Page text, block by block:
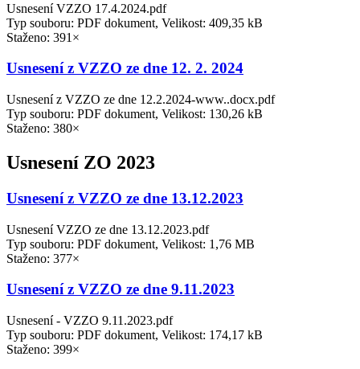
Usnesení VZZO 17.4.2024.pdf
Typ souboru: PDF dokument, Velikost: 409,35 kB
Staženo: 391×
Usnesení z VZZO ze dne 12. 2. 2024
Usnesení z VZZO ze dne 12.2.2024-www..docx.pdf
Typ souboru: PDF dokument, Velikost: 130,26 kB
Staženo: 380×
Usnesení ZO 2023
Usnesení z VZZO ze dne 13.12.2023
Usnesení VZZO ze dne 13.12.2023.pdf
Typ souboru: PDF dokument, Velikost: 1,76 MB
Staženo: 377×
Usnesení z VZZO ze dne 9.11.2023
Usnesení - VZZO 9.11.2023.pdf
Typ souboru: PDF dokument, Velikost: 174,17 kB
Staženo: 399×